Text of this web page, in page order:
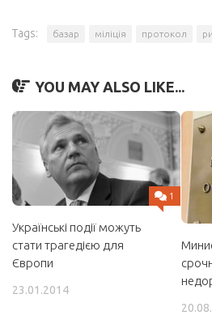
Tags: базар міліція протокол
YOU MAY ALSO LIKE...
1
Українські події можуть
стати трагедією для
Європи
23.01.2014